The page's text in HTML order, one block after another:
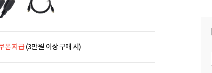
폰 지급(3만원 이상 구매 시)